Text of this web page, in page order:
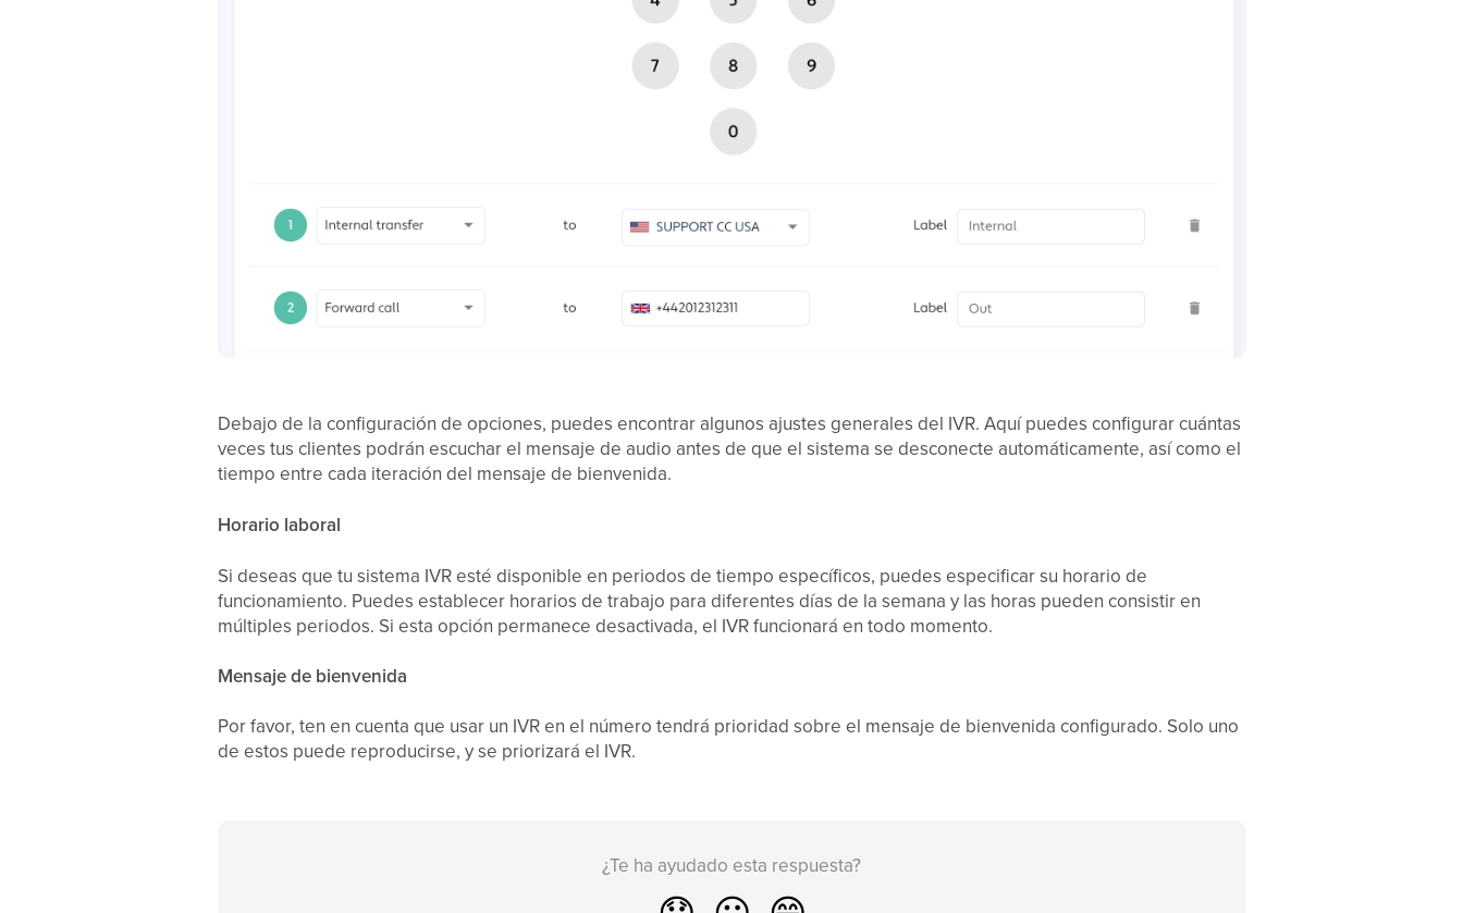
Debajo de la configuración de opciones, puedes encontrar algunos ajustes generales del IVR. Aquí puedes configurar cuántas
veces tus clientes podrán escuchar el mensaje de audio antes de que el sistema se desconecte automáticamente, así como el
tiempo entre cada iteración del mensaje de bienvenida.
Horario laboral
Si deseas que tu sistema IVR esté disponible en periodos de tiempo específicos, puedes especificar su horario de
funcionamiento. Puedes establecer horarios de trabajo para diferentes días de la semana y las horas pueden consistir en
múltiples periodos. Si esta opción permanece desactivada, el IVR funcionará en todo momento.
Mensaje de bienvenida
Por favor, ten en cuenta que usar un IVR en el número tendrá prioridad sobre el mensaje de bienvenida configurado. Solo uno
de estos puede reproducirse, y se priorizará el IVR.
¿Te ha ayudado esta respuesta?